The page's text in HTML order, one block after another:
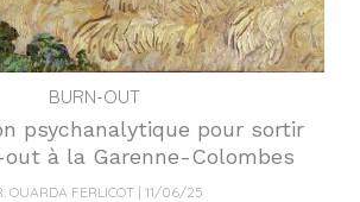
BURN-OUT
psychanalytique pour sortir
out à la Garenne-Colombes
OUARDA FERLICOT 11/06/25